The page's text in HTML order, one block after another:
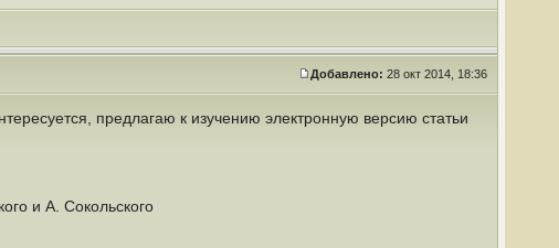
Добавлено: 28 окт 2014, 18:36
предлагаю к изучению электронную версию статьи
и А. Сокольского